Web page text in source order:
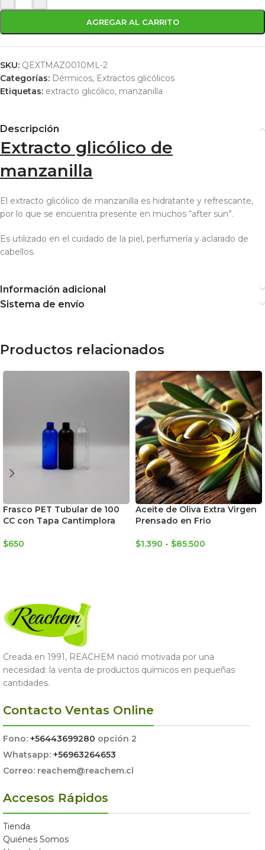
AGREGAR AL CARRITO
SKU: QEXTMAZ0010ML-2
Categorías: Dérmicos, Extractos glicólicos
Etiquetas: extracto glicólico, manzanilla
Descripción
Extracto glicólico de
manzanilla
El extracto glicólico de manzanilla es hidratante y refrescante,
por lo que se encuentra presente en muchos “after sun”.
Es utilizado en el cuidado de la piel, perfumería y aclarado de
cabellos.
Información adicional
Sistema de envío
Productos relacionados
Frasco PET Tubular de 100
CC con Tapa Cantimplora
$650
Aceite de Oliva Extra Virgen
Prensado en Frio
$1.390 - $85.500
Creada en 1991, REACHEM nació motivada por una
necesidad: la venta de productos químicos en pequeñas
cantidades.
Contacto Ventas Online
Fono: +56443699280 opción 2
Whatsapp: +56963264653
Correo: reachem@reachem.cl
Accesos Rápidos
Tienda
Quiénes Somos